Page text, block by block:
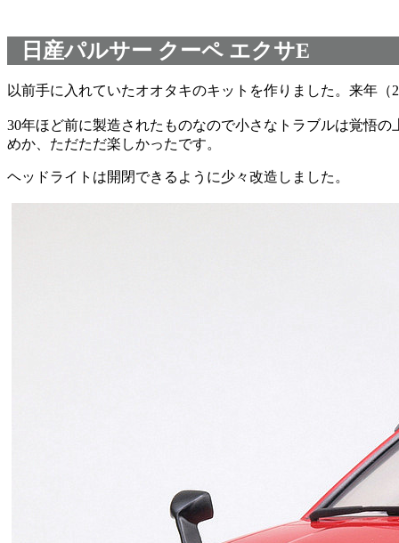
日産パルサー クーペ エクサE
以前手に入れていたオオタキのキットを作りました。来年
30年ほど前に製造されたものなので小さなトラブルは覚悟
めか、ただただ楽しかったです。
ヘッドライトは開閉できるように少々改造しました。